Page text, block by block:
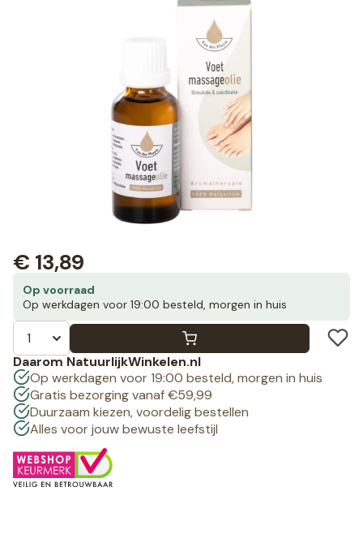
Op voorraad
Op werkdagen voor 19:00 besteld, morgen in huis
€ 13,89
Daarom NatuurlijkWinkelen.nl
Op werkdagen voor 19:00 besteld, morgen in huis
Gratis bezorging vanaf €59,99
Duurzaam kiezen, voordelig bestellen
Alles voor jouw bewuste leefstijl